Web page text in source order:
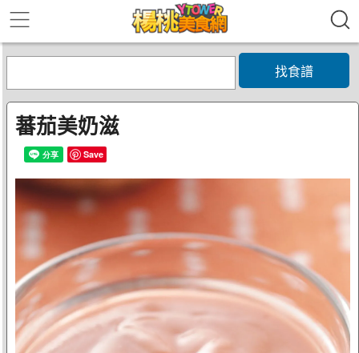
找食譜
蕃茄美奶滋
Save